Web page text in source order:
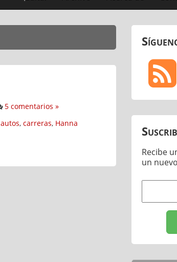
5 comentarios »
autos, carreras, Hanna
Recibe
un